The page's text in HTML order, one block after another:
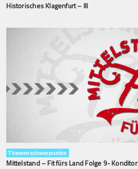
Historisches Klagenfurt – III
Themenschwerpunkte
Mittelstand – Fit fürs Land Folge 9- Konditor